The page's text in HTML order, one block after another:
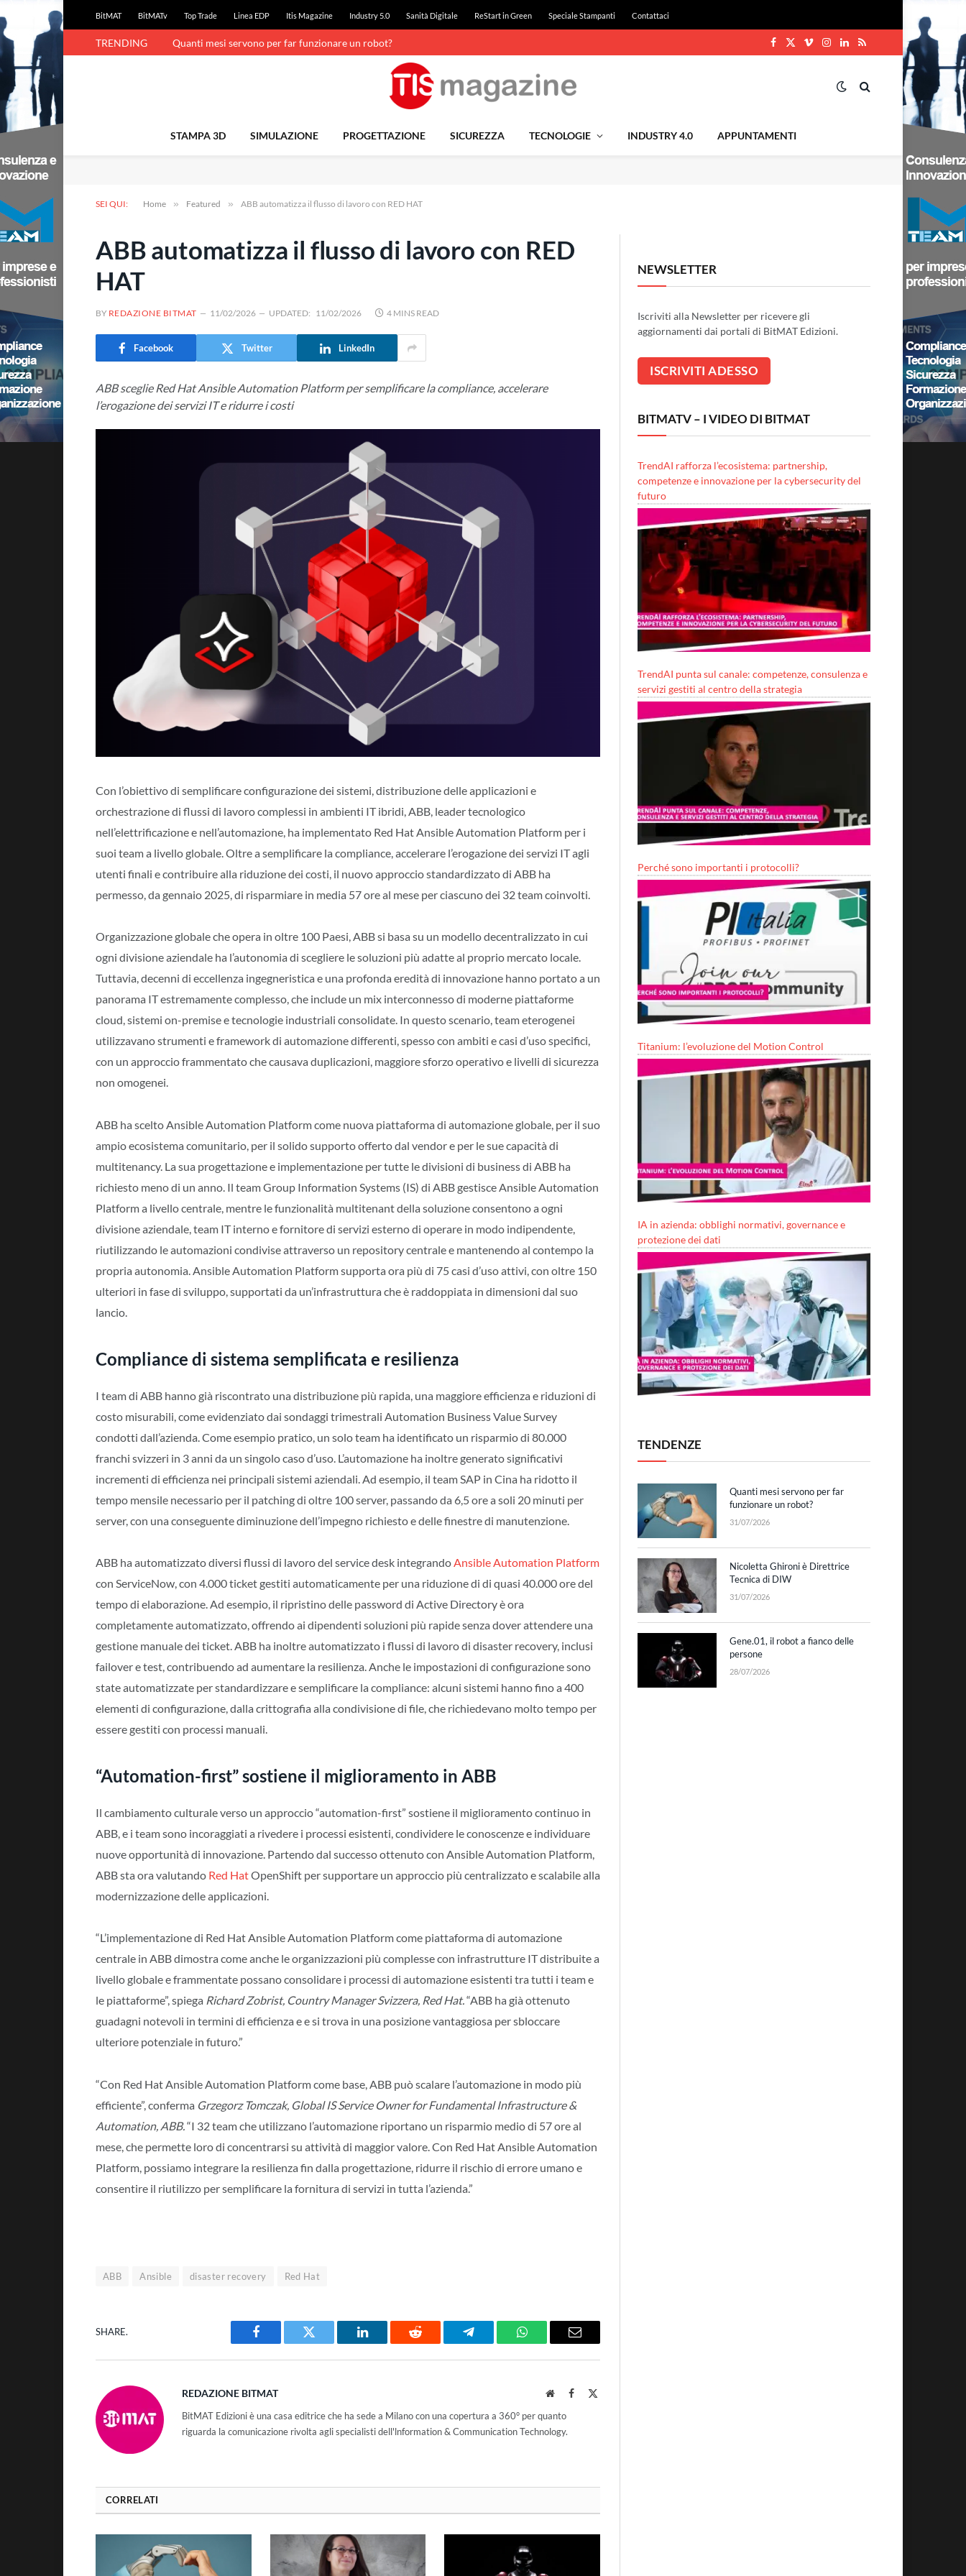
BitMAT BitMATv Top Trade Linea EDP Itis Magazine Industry 5.0 Sanità Digitale ReStart in Green Speciale Stampanti Contattaci
TRENDING Quanti mesi servono per far funzionare un robot?
Facebook
X
VimeoInstagram
LinkedIn
RSS
STAMPA 3D SIMULAZIONE PROGETTAZIONE SICUREZZA TECNOLOGIE INDUSTRY 4.0 APPUNTAMENTI
SEI QUI: Home » Featured » ABB automatizza il flusso di lavoro con RED HAT
ABB automatizza il flusso di lavoro con RED
HAT
BY REDAZIONE BITMAT 11/02/2026 UPDATED: 11/02/2026 4 MINS READ
Facebook Twitter LinkedIn
ABB sceglie Red Hat Ansible Automation Platform per semplificare la compliance, accelerare
l’erogazione dei servizi IT e ridurre i costi
Con l’obiettivo di semplificare configurazione dei sistemi, distribuzione delle applicazioni e
orchestrazione di flussi di lavoro complessi in ambienti IT ibridi, ABB, leader tecnologico
nell’elettrificazione e nell’automazione, ha implementato Red Hat Ansible Automation Platform per i
suoi team a livello globale. Oltre a semplificare la compliance, accelerare l’erogazione dei servizi IT agli
utenti finali e contribuire alla riduzione dei costi, il nuovo approccio standardizzato di ABB ha
permesso, da gennaio 2025, di risparmiare in media 57 ore al mese per ciascuno dei 32 team coinvolti.
Organizzazione globale che opera in oltre 100 Paesi, ABB si basa su un modello decentralizzato in cui
ogni divisione aziendale ha l’autonomia di scegliere le soluzioni più adatte al proprio mercato locale.
Tuttavia, decenni di eccellenza ingegneristica e una profonda eredità di innovazione hanno portato a un
panorama IT estremamente complesso, che include un mix interconnesso di moderne piattaforme
cloud, sistemi on-premise e tecnologie industriali consolidate. In questo scenario, team eterogenei
utilizzavano strumenti e framework di automazione differenti, spesso con ambiti e casi d’uso specifici,
con un approccio frammentato che causava duplicazioni, maggiore sforzo operativo e livelli di sicurezza
non omogenei.
ABB ha scelto Ansible Automation Platform come nuova piattaforma di automazione globale, per il suo
ampio ecosistema comunitario, per il solido supporto offerto dal vendor e per le sue capacità di
multitenancy. La sua progettazione e implementazione per tutte le divisioni di business di ABB ha
richiesto meno di un anno. Il team Group Information Systems (IS) di ABB gestisce Ansible Automation
Platform a livello centrale, mentre le funzionalità multitenant della soluzione consentono a ogni
divisione aziendale, team IT interno e fornitore di servizi esterno di operare in modo indipendente,
riutilizzando le automazioni condivise attraverso un repository centrale e mantenendo al contempo la
propria autonomia. Ansible Automation Platform supporta ora più di 75 casi d’uso attivi, con oltre 150
ulteriori in fase di sviluppo, supportati da un’infrastruttura che è raddoppiata in dimensioni dal suo
lancio.
Compliance di sistema semplificata e resilienza
I team di ABB hanno già riscontrato una distribuzione più rapida, una maggiore efficienza e riduzioni di
costo misurabili, come evidenziato dai sondaggi trimestrali Automation Business Value Survey
condotti dall’azienda. Come esempio pratico, un solo team ha identificato un risparmio di 80.000
franchi svizzeri in 3 anni da un singolo caso d’uso. L’automazione ha inoltre generato significativi
incrementi di efficienza nei principali sistemi aziendali. Ad esempio, il team SAP in Cina ha ridotto il
tempo mensile necessario per il patching di oltre 100 server, passando da 6,5 ore a soli 20 minuti per
server, con una conseguente diminuzione dell’impegno richiesto e delle finestre di manutenzione.
ABB ha automatizzato diversi flussi di lavoro del service desk integrandoAnsible Automation Platform
con ServiceNow, con 4.000 ticket gestiti automaticamente per una riduzione di di quasi 40.000 ore del
tempo di elaborazione. Ad esempio, il ripristino delle password di Active Directory è ora
completamente automatizzato, offrendo ai dipendenti soluzioni più rapide senza dover attendere una
gestione manuale dei ticket. ABB ha inoltre automatizzato i flussi di lavoro di disaster recovery, inclusi
failover e test, contribuendo ad aumentare la resilienza. Anche le impostazioni di configurazione sono
state automatizzate per standardizzare e semplificare la compliance: alcuni sistemi hanno fino a 400
elementi di configurazione, dalla crittografia alla condivisione di file, che richiedevano molto tempo per
essere gestiti con processi manuali.
“Automation-first” sostiene il miglioramento in ABB
Il cambiamento culturale verso un approccio “automation-first” sostiene il miglioramento continuo in
ABB, e i team sono incoraggiati a rivedere i processi esistenti, condividere le conoscenze e individuare
nuove opportunità di innovazione. Partendo dal successo ottenuto con Ansible Automation Platform,
ABB sta ora valutando Red HatOpenShift per supportare un approccio più centralizzato e scalabile alla
modernizzazione delle applicazioni.
“L’implementazione di Red Hat Ansible Automation Platform come piattaforma di automazione
centrale in ABB dimostra come anche le organizzazioni più complesse con infrastrutture IT distribuite a
livello globale e frammentate possano consolidare i processi di automazione esistenti tra tutti i team e
le piattaforme”, spiega Richard Zobrist, Country Manager Svizzera, Red Hat.“ABB ha già ottenuto
guadagni notevoli in termini di efficienza e e si trova in una posizione vantaggiosa per sbloccare
ulteriore potenziale in futuro.”
“Con Red Hat Ansible Automation Platform come base, ABB può scalare l’automazione in modo più
efficiente”, conferma Grzegorz Tomczak, Global IS Service Owner for Fundamental Infrastructure &
Automation, ABB.“I 32 team che utilizzano l’automazione riportano un risparmio medio di 57 ore al
mese, che permette loro di concentrarsi su attività di maggior valore. Con Red Hat Ansible Automation
Platform, possiamo integrare la resilienza fin dalla progettazione, ridurre il rischio di errore umano e
consentire il riutilizzo per semplificare la fornitura di servizi in tutta l’azienda.”
ABB Ansible disaster recovery Red Hat
SHARE.
Facebook Twitter LinkedIn Reddit Telegram WhatsAppEmail
REDAZIONE BITMAT WebsiteFacebook
BitMAT Edizioni è una casa editrice che ha sede a Milano con una copertura a 360° per quanto
riguarda la comunicazione rivolta agli specialisti dell'lnformation & Communication Technology.
CORRELATI
NEWSLETTER
Iscriviti alla Newsletter per ricevere gli
aggiornamenti dai portali di BitMAT Edizioni.
BITMATV – I VIDEO DI BITMAT
TrendAI rafforza l’ecosistema: partnership,
competenze e innovazione per la cybersecurity del
futuro
TrendAI punta sul canale: competenze, consulenza e
servizi gestiti al centro della strategia
Perché sono importanti i protocolli?
Titanium: l’evoluzione del Motion Control
IA in azienda: obblighi normativi, governance e
protezione dei dati
TENDENZE
Quanti mesi servono per far
funzionare un robot?
31/07/2026
Nicoletta Ghironi è Direttrice
Tecnica di DIW
31/07/2026
Gene.01, il robot a fianco delle
persone
28/07/2026